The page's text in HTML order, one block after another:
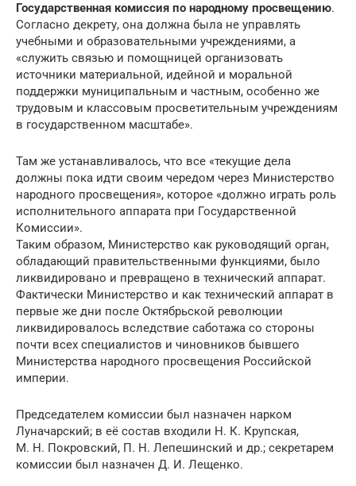
Государственная комиссия по народному просвещению.
Согласно декрету, она должна была не управлять
учебными и образовательными учреждениями, а
«служить связью и помощницей организовать
источники материальной, идейной и моральной
поддержки муниципальным и частным, особенно же
трудовым и классовым просветительным учреждениям
в государственном масштабе».
Там же устанавливалось, что все «текущие дела
должны пока идти своим чередом через Министерство
народного просвещения», которое «должно играть роль
исполнительного аппарата при Государственной
Комиссии».
Таким образом, Министерство как руководящий орган,
обладающий правительственными функциями, было
ликвидировано и превращено в технический аппарат.
Фактически Министерство и как технический аппарат в
первые же дни после Октябрьской революции
ликвидировалось вследствие саботажа со стороны
почти всех специалистов и чиновников бывшего
Министерства народного просвещения Российской
империи.
Председателем комиссии был назначен нарком
Луначарский; в её состав входили Н. К. Крупская,
М. Н. Покровский, П. Н. Лепешинский и др.; секретарем
комиссии был назначен Д. И. Лещенко.